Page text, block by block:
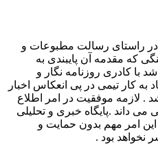
در راستای رسالت مطبوعات و
که مقدمه آن پایبندی به
با کادری روزنامه نگار و
به کار تیمی در پی انعکاس اخبار
. لازمه موفقیت در امر اطلاع
داند .پایگاه خبری و تحلیلی
امر مهم بدون حمایت و
نخواهد بود .